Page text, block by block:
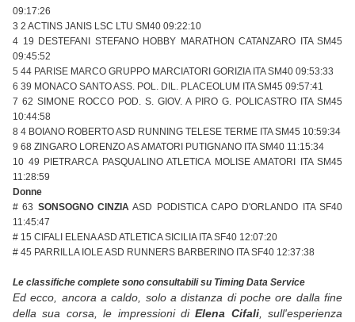
09:17:26
3 2 ACTINS JANIS LSC LTU SM40 09:22:10
4 19 DESTEFANI STEFANO HOBBY MARATHON CATANZARO ITA SM45
09:45:52
5 44 PARISE MARCO GRUPPO MARCIATORI GORIZIA ITA SM40 09:53:33
6 39 MONACO SANTO ASS. POL. DIL. PLACEOLUM ITA SM45 09:57:41
7 62 SIMONE ROCCO POD. S. GIOV. A PIRO G. POLICASTRO ITA SM45
10:44:58
8 4 BOIANO ROBERTO ASD RUNNING TELESE TERME ITA SM45 10:59:34
9 68 ZINGARO LORENZO AS AMATORI PUTIGNANO ITA SM40 11:15:34
10 49 PIETRARCA PASQUALINO ATLETICA MOLISE AMATORI ITA SM45
11:28:59
Donne
# 63 SONSOGNO CINZIA ASD PODISTICA CAPO D'ORLANDO ITA SF40
11:45:47
# 15 CIFALI ELENA ASD ATLETICA SICILIA ITA SF40 12:07:20
# 45 PARRILLA IOLE ASD RUNNERS BARBERINO ITA SF40 12:37:38
Le classifiche complete sono consultabili su Timing Data Service
Ed ecco, ancora a caldo, solo a distanza di poche ore dalla fine
della sua corsa, le impressioni diElena Cifali, sull'esperienza